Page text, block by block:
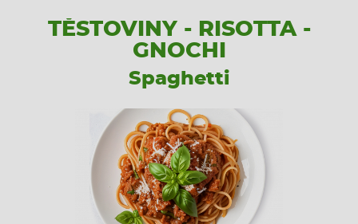
TĚSTOVINY - RISOTTA -
GNOCHI
Spaghetti